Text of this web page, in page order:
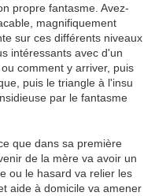
propre fantasme. Avez-
magnifiquement
sur ces différents niveaux
intéressants avec d'un
comment y arriver, puis
puis le triangle à l'insu
par le fantasme
que dans sa première
de la mère va avoir un
ou le hasard va relier les
aide à domicile va amener